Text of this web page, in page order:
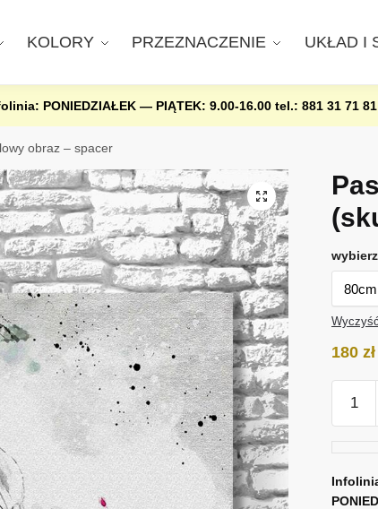
KOLORY PRZEZNACZENIE UKŁAD I
PONIEDZIAŁEK — PIĄTEK: 9.00-16.00 tel.: 881 31 71 81
obraz – spacer
Wyczyść
180 zł
spacer